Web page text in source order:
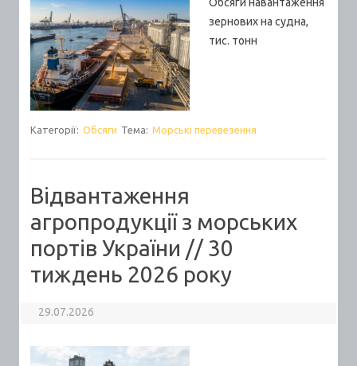
зернових на судна,
тис. тонн
Категорії: Обсяги Тема: Морські перевезення
Відвантаження
агропродукції з морських
портів України // 30
тиждень 2026 року
29.07.2026